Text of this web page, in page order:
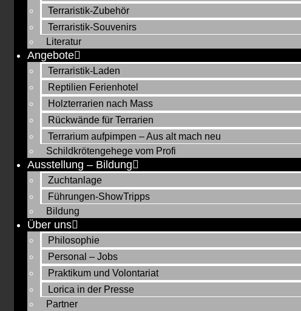
Terraristik-Zubehör
Terraristik-Souvenirs
Literatur
Angebote
Terraristik-Laden
Reptilien Ferienhotel
Holzterrarien nach Mass
Rückwände für Terrarien
Terrarium aufpimpen – Aus alt mach neu
Schildkrötengehege vom Profi
Ausstellung – Bildung
Zuchtanlage
Führungen-ShowTripps
Bildung
Über uns
Philosophie
Personal – Jobs
Praktikum und Volontariat
Lorica in der Presse
Partner